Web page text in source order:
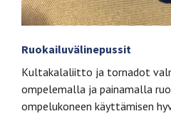
Ruokailuvälinepussit
Kultakalaliitto ja tornadot
ompelemalla ja painamalla
ompelukoneen käyttämisen